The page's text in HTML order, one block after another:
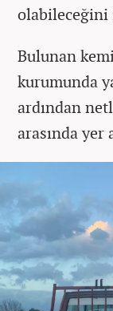
Bulunan
kurumunda
ardından
arasında yer